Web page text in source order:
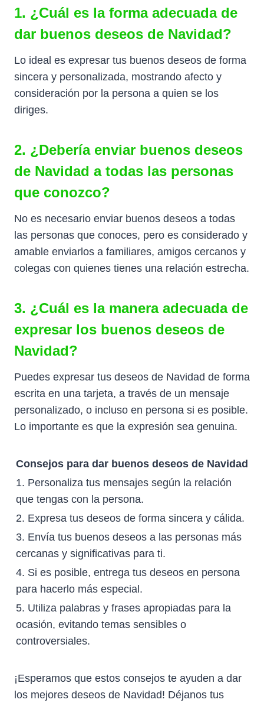
1. ¿Cuál es la forma adecuada de
dar buenos deseos de Navidad?
Lo ideal es expresar tus buenos deseos de forma
sincera y personalizada, mostrando afecto y
consideración por la persona a quien se los
diriges.
2. ¿Debería enviar buenos deseos
de Navidad a todas las personas
que conozco?
No es necesario enviar buenos deseos a todas
las personas que conoces, pero es considerado y
amable enviarlos a familiares, amigos cercanos y
colegas con quienes tienes una relación estrecha.
3. ¿Cuál es la manera adecuada de
expresar los buenos deseos de
Navidad?
Puedes expresar tus deseos de Navidad de forma
escrita en una tarjeta, a través de un mensaje
personalizado, o incluso en persona si es posible.
Lo importante es que la expresión sea genuina.
Consejos para dar buenos deseos de Navidad
1. Personaliza tus mensajes según la relación
que tengas con la persona.
2. Expresa tus deseos de forma sincera y cálida.
3. Envía tus buenos deseos a las personas más
cercanas y significativas para ti.
4. Si es posible, entrega tus deseos en persona
para hacerlo más especial.
5. Utiliza palabras y frases apropiadas para la
ocasión, evitando temas sensibles o
controversiales.
¡Esperamos que estos consejos te ayuden a dar
los mejores deseos de Navidad! Déjanos tus